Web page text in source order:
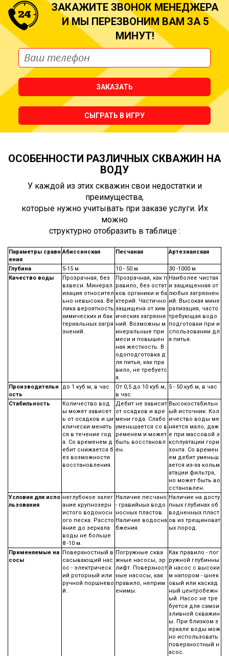
ЗАКАЖИТЕ ЗВОНОК МЕНЕДЖЕРА
И МЫ ПЕРЕЗВОНИМ ВАМ ЗА 5
МИНУТ!
ЗАКАЗАТЬ
СЫГРАТЬ В ИГРУ
ОСОБЕННОСТИ РАЗЛИЧНЫХ СКВАЖИН НА
ВОДУ
У каждой из этих скважин свои недостатки и
преимущества,
которые нужно учитывать при заказе услуги. Их
можно
структурно отобразить в таблице :
Параметры сравн
ения
Абиссинская Песчаная Артезианская
Глубина 5-15 м 10 - 50 м
30 -1000 м
Качество воды
Прозрачная, без
взвеси. Минерал
изация относител
ьно невысока. Ве
лика вероятность
химических и бак
териальных загря
знений.
Прозрачная, как п
равило, без остат
ков органики и ба
ктерий. Частично
защищена от хим
ических загрязне
ний. Возможны м
инеральные при
меси и повышен
ная жесткость. В
одоподготовка д
ля питья, как пра
вило, не требуетс
я.
Наиболее чистая
и защищенная от
любых загрязнен
ий. Высокая мине
рализация, часто
требующая водо
подготовки при и
спользовании дл
я питья.
Производительн
ость
до 1 куб.м, в час.
От 0,5 до 10 куб.м,
в час.
5 - 50 куб.м, в час
Стабильность
Количество вод
ы может зависет
ь от осадков и ци
клически менять
ся в течение год
а. Со временем д
ебит снижается б
ез возможности
восстановления.
Дебит не зависит
от осадков и вре
мени года. Слабо
уменьшается со в
ременем и может
быть восстановл
ен.
Высокостабильн
ый источник. Кол
ичество воды ме
няется мало, даж
е при массовой э
ксплуатации гори
зонта. Со времен
ем дебит уменьш
ается из-за кольм
атации фильтра,
но может быть во
сстановлен.
Условия для испо
льзования
неглубокое залег
ание крупнозерн
истого водоносн
ого песка. Рассто
яние до зеркала
воды не больше
8 -10 м.
Наличие песчано
- гравийных водо
носных пластов.
Наличие водосна
бжения.
Наличие на досту
пных глубинах об
водненных пласт
ов из трещиноват
ых пород.
Применяемые на
сосы
Поверхностный в
сасывающий нас
ос - электрическ
ий роторный или
ручной поршнево
й.
Погружные сква
жные насосы, эр
лифт. Поверхност
ные насосы, как
правило, неприм
енимы.
Как правило - пог
ружной глубинны
й насос с высоки
м напором - шнек
овый или каскад
ный центробежн
ый. Насос не тре
буется для самои
зливной скважин
ы. При близком з
еркале воды мож
но использовать
поверхностный н
асос.